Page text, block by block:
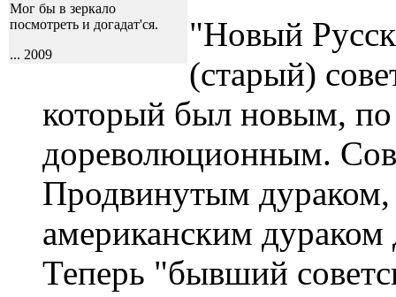
Мог бы в зеркало
посмотреть и догадат'ся.
... 2009
"Новый
(старый)
который был новым,
дореволюционным.
Продвинутым
американским
Теперь "бывший